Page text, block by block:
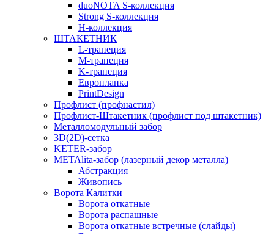
duoNOTA S-коллекция
Strong S-коллекция
H-коллекция
ШТАКЕТНИК
L-трапеция
M-трапеция
K-трапеция
Европланка
PrintDesign
Профлист (профнастил)
Профлист-Штакетник (профлист под штакетник)
Металломодульный забор
3D(2D)-сетка
KETER-забор
METAlita-забор (лазерный декор металла)
Абстракция
Живопись
Ворота Калитки
Ворота откатные
Ворота распашные
Ворота откатные встречные (слайды)